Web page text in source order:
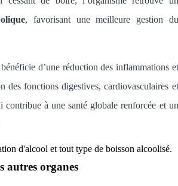
, favorisant une meilleure gestion du
d’une réduction des inflammations et
des fonctions digestives, cardiovasculaires et
contribue à une santé globale renforcée et un
autres organes